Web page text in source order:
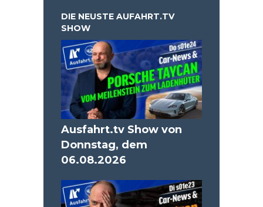
DIE NEUSTE AUFAHRT.TV
SHOW
Ausfahrt.tv Show von
Donnstag, dem
06.08.2026